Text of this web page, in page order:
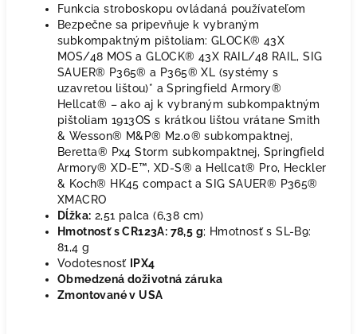
Funkcia stroboskopu ovládaná používateľom
Bezpečne sa pripevňuje k vybraným
subkompaktným pištoliam: GLOCK® 43X
MOS/48 MOS a GLOCK® 43X RAIL/48 RAIL, SIG
SAUER® P365® a P365® XL (systémy s
uzavretou lištou)* a Springfield Armory®
Hellcat® – ako aj k vybraným subkompaktným
pištoliam 1913OS s krátkou lištou vrátane Smith
& Wesson® M&P® M2.0® subkompaktnej,
Beretta® Px4 Storm subkompaktnej, Springfield
Armory® XD-E™, XD-S® a Hellcat® Pro, Heckler
& Koch® HK45 compact a SIG SAUER® P365®
XMACRO
Dĺžka: 2,51 palca (6,38 cm)
Hmotnosť s CR123A: 78,5 g; Hmotnosť s SL-B9:
81,4 g
Vodotesnosť
IPX4
Obmedzená doživotná záruka
Zmontované v USA